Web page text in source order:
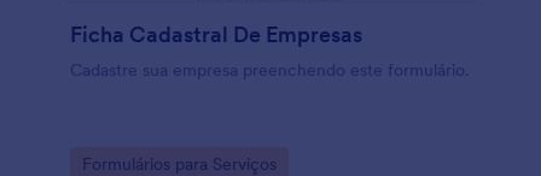
Ficha Cadastral De Empresas
Cadastre sua empresa preenchendo este formulário.
Go to Category:
Formulários para Serviços